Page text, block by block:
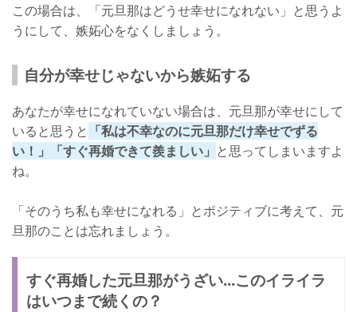
この場合は、「元旦那はどうせ幸せになれない」と思うよ
うにして、嫉妬心をなくしましょう。
自分が幸せじゃないから嫉妬する
あなたが幸せになれていない場合は、元旦那が幸せにして
いると思うと 「私は不幸なのに元旦那だけ幸せでずる
い！」「すぐ再婚できて羨ましい」 と思ってしまいますよ
ね。
「そのうち私も幸せになれる」とポジティブに考えて、元
旦那のことは忘れましょう。
すぐ再婚した元旦那がうざい...このイライラ
はいつまで続くの？